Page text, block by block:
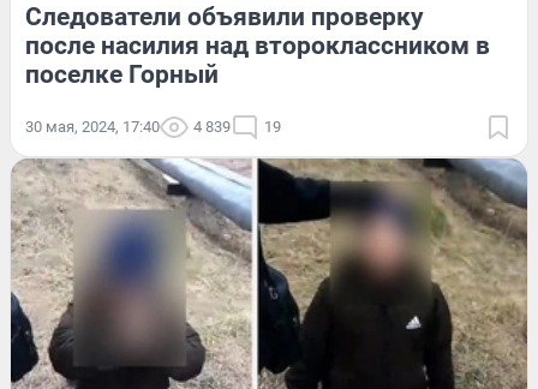
Следователи объявили проверку
после насилия над второклассником в
поселке Горный
30 мая, 2024, 17:40 4 839 19